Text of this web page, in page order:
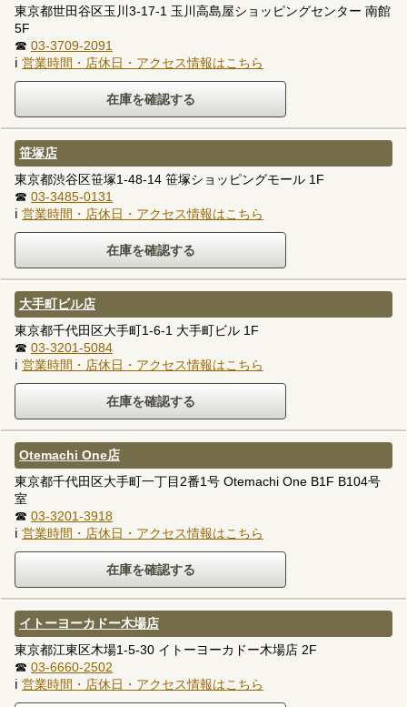
東京都世田谷区玉川3-17-1 玉川高島屋ショッピングセンター 南館
5F
☎ 03-3709-2091
ℹ 営業時間・店休日・アクセス情報はこちら
笹塚店
東京都渋谷区笹塚1-48-14 笹塚ショッピングモール 1F
☎ 03-3485-0131
ℹ 営業時間・店休日・アクセス情報はこちら
大手町ビル店
東京都千代田区大手町1-6-1 大手町ビル 1F
☎ 03-3201-5084
ℹ 営業時間・店休日・アクセス情報はこちら
Otemachi One店
東京都千代田区大手町一丁目2番1号 Otemachi One B1F B104号
室
☎ 03-3201-3918
ℹ 営業時間・店休日・アクセス情報はこちら
イトーヨーカドー木場店
東京都江東区木場1-5-30 イトーヨーカドー木場店 2F
☎ 03-6660-2502
ℹ 営業時間・店休日・アクセス情報はこちら